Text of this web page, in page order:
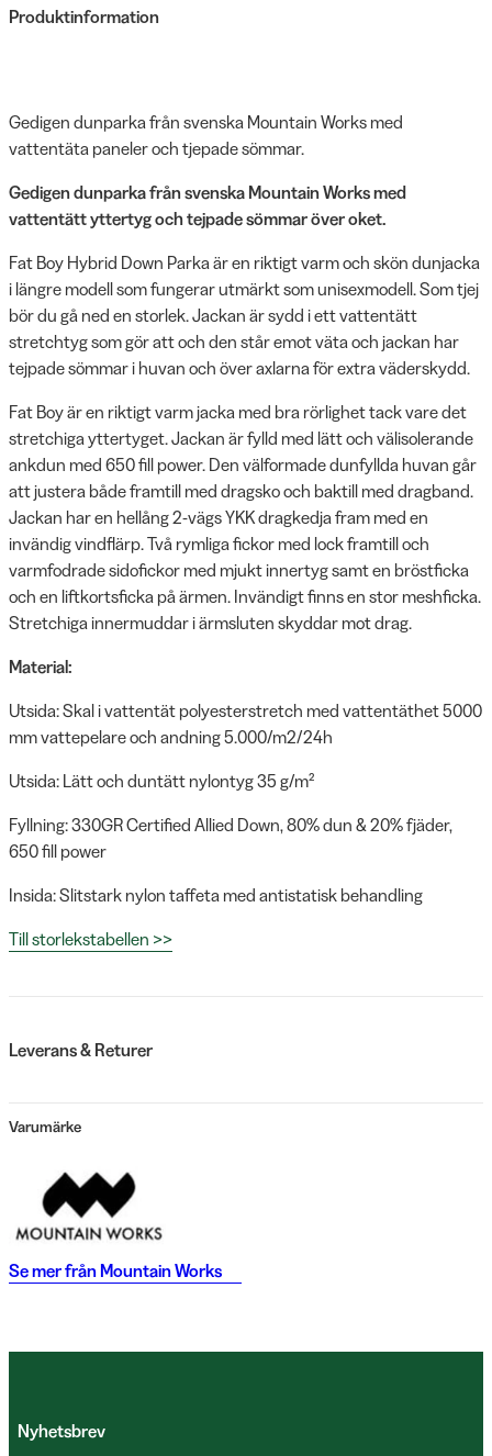
Produktinformation
Gedigen dunparka från svenska Mountain Works med
vattentäta paneler och tjepade sömmar.
Gedigen dunparka från svenska Mountain Works med
vattentätt yttertyg och tejpade sömmar över oket.
Fat Boy Hybrid Down Parka är en riktigt varm och skön dunjacka
i längre modell som fungerar utmärkt som unisexmodell. Som tjej
bör du gå ned en storlek. Jackan är sydd i ett vattentätt
stretchtyg som gör att och den står emot väta och jackan har
tejpade sömmar i huvan och över axlarna för extra väderskydd.
Fat Boy är en riktigt varm jacka med bra rörlighet tack vare det
stretchiga yttertyget. Jackan är fylld med lätt och välisolerande
ankdun med 650 fill power. Den välformade dunfyllda huvan går
att justera både framtill med dragsko och baktill med dragband.
Jackan har en hellång 2-vägs YKK dragkedja fram med en
invändig vindflärp. Två rymliga fickor med lock framtill och
varmfodrade sidofickor med mjukt innertyg samt en bröstficka
och en liftkortsficka på ärmen. Invändigt finns en stor meshficka.
Stretchiga innermuddar i ärmsluten skyddar mot drag.
Material:
Utsida: Skal i vattentät polyesterstretch med vattentäthet 5000
mm vattepelare och andning 5.000/m2/24h
Utsida: Lätt och duntätt nylontyg 35 g/m²
Fyllning: 330GR Certified Allied Down, 80% dun & 20% fjäder,
650 fill power
Insida: Slitstark nylon taffeta med antistatisk behandling
Till storlekstabellen >>
Leverans & Returer
Varumärke
Se mer från Mountain Works
Nyhetsbrev